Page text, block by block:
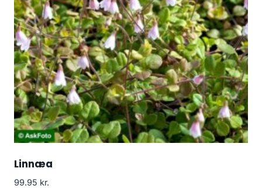
Linnæa
99.95 kr.